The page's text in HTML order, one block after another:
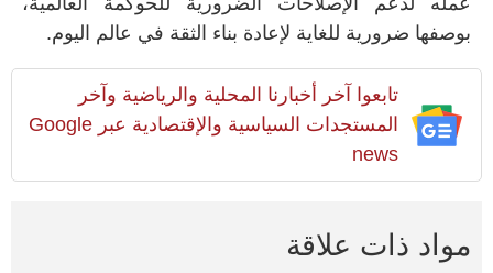
بوصفها ضرورية للغاية لإعادة بناء الثقة في عالم اليوم.
تابعوا آخر أخبارنا المحلية والرياضية وآخر
المستجدات السياسية والإقتصادية عبر Google
news
مواد ذات علاقة